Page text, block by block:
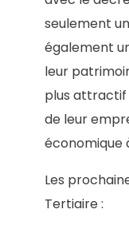
seulement
également
leur
plus attractif
de leur
économique
Les
Tertiaire :